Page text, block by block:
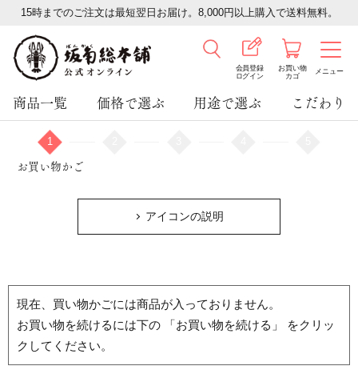
15時までのご注文は最短翌日お届け。8,000円以上購入で送料無料。
会員登録
ログイン
お買い物
カゴ
メニュー
商品一覧 価格で選ぶ 用途で選ぶ こだわり
1
お買い物かご
アイコンの説明
現在、買い物かごには商品が入っておりません。
お買い物を続けるには下の 「お買い物を続ける」 をクリッ
クしてください。